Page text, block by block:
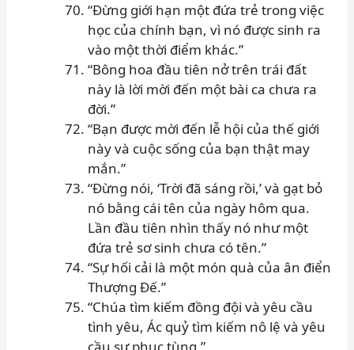
“Đừng giới hạn một đứa trẻ trong việc
học của chính bạn, vì nó được sinh ra
vào một thời điểm khác.”
“Bông hoa đầu tiên nở trên trái đất
này là lời mời đến một bài ca chưa ra
đời.”
“Bạn được mời đến lễ hội của thế giới
này và cuộc sống của bạn thật may
mắn.”
“Đừng nói, ‘Trời đã sáng rồi,’ và gạt bỏ
nó bằng cái tên của ngày hôm qua.
Lần đầu tiên nhìn thấy nó như một
đứa trẻ sơ sinh chưa có tên.”
“Sự hối cải là một món quà của ân điển
Thượng Đế.”
“Chúa tìm kiếm đồng đội và yêu cầu
tình yêu, Ác quỷ tìm kiếm nô lệ và yêu